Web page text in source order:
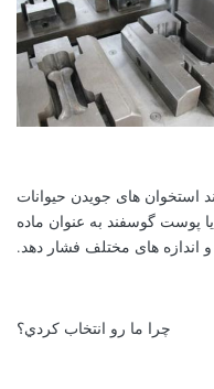
استخوان های جویدن حیوانات
پوست گوسفند به عنوان ماده
و اندازه های مختلف فشار دهد.
چرا ما رو انتخاب کردي؟